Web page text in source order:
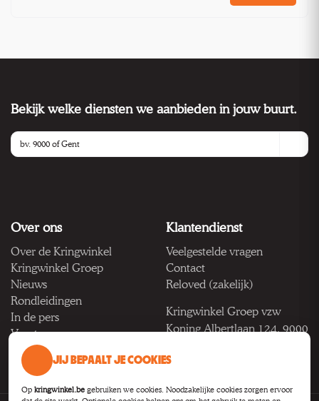
Bekijk welke diensten we aanbieden in jouw buurt.
Over ons
Over de Kringwinkel
Kringwinkel Groep
Nieuws
Rondleidingen
In de pers
Vacatures
Klantendienst
Veelgestelde vragen
Contact
Reloved (zakelijk)
Kringwinkel Groep vzw
Koning Albertlaan 124, 9000
BTW BE 1033.922.208
JIJ BEPAALT JE COOKIES
Op kringwinkel.be gebruiken we cookies. Noodzakelijke cookies zorgen ervoor